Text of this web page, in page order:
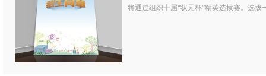
将通过组织十届“状元杯”精英选拔赛。选